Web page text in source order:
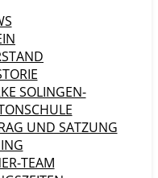
SOLINGEN-
UND SATZUNG
TEAM